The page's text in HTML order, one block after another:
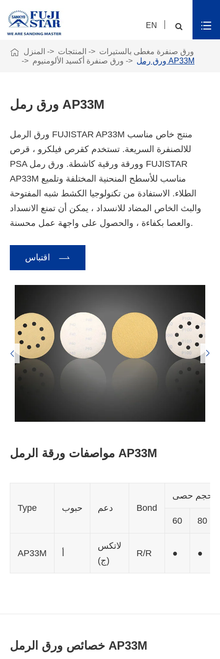
EN
 المنزل المنتجات
ورق صنفرة مغطى بالستيرات
ورق صنفرة أكسيد الألومنيوم
ورق رمل AP33M
ورق رمل AP33M
ورق الرمل FUJISTAR AP33M منتج خاص مناسب
للالصنفرة السريعة. تستخدم كقرص فيلكرو ، قرص
PSA وورقة ورقية كاشطة. ورق رمل FUJISTAR
AP33M مناسب للأسطح المنحنية المختلفة وتلميع
الطلاء. الاستفادة من تكنولوجيا الكشط شبه المفتوحة
والبث الخاص المضاد للانسداد ، يمكن أن تمنع الانسداد
والعصا بكفاءة ، والحصول على واجهة عمل محسنة.

 
مواصفات ورقة الرمل AP33M
Type حبوب دعم Bond
حجم حصى
60 80
AP33M أ
لاتكس
(ج)
R/R ● ●
خصائص ورق الرمل AP33M